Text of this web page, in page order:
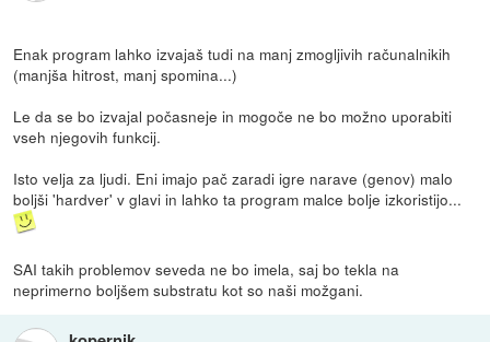
Enak program lahko izvajaš tudi na manj zmogljivih računalnikih
(manjša hitrost, manj spomina...)
Le da se bo izvajal počasneje in mogoče ne bo možno uporabiti
vseh njegovih funkcij.
Isto velja za ljudi. Eni imajo pač zaradi igre narave (genov) malo
boljši 'hardver' v glavi in lahko ta program malce bolje izkoristijo...
SAI takih problemov seveda ne bo imela, saj bo tekla na
neprimerno boljšem substratu kot so naši možgani.